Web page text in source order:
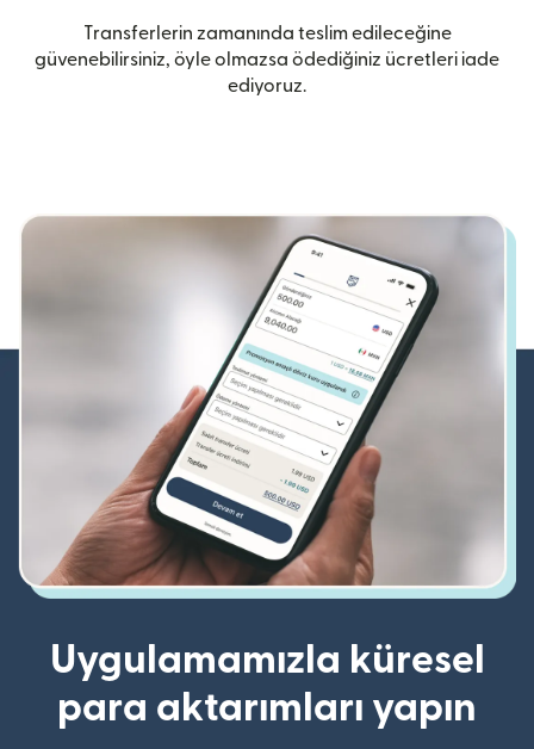
Transferlerin zamanında teslim edileceğine
güvenebilirsiniz, öyle olmazsa ödediğiniz ücretleri iade
ediyoruz.
Uygulamamızla küresel
para aktarımları yapın